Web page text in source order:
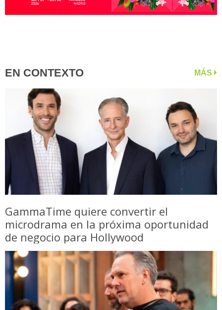
EN CONTEXTO MÁS
GammaTime quiere convertir el
microdrama en la próxima oportunidad
de negocio para Hollywood